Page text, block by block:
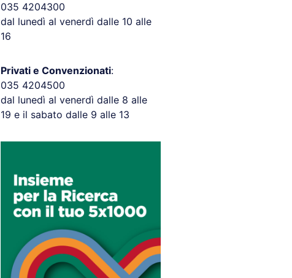
035 4204300
dal lunedì al venerdì dalle 10 alle
16
Privati e Convenzionati:
035 4204500
dal lunedì al venerdì dalle 8 alle
19 e il sabato dalle 9 alle 13